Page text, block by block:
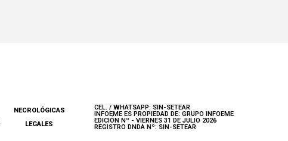
NECROLÓGICAS
LEGALES
CEL. / WHATSAPP: SIN-SETEAR
INFOEME ES PROPIEDAD DE: GRUPO INFOEME
EDICIÓN Nº - VIERNES 31 DE JULIO 2026
REGISTRO DNDA Nº: SIN-SETEAR